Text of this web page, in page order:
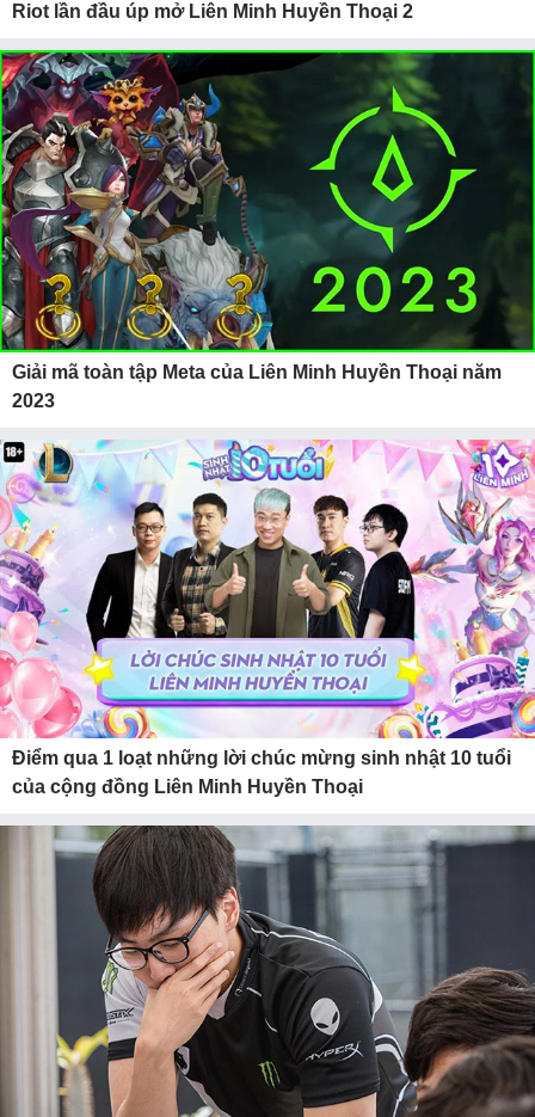
Riot lần đầu úp mở Liên Minh Huyền Thoại 2
Giải mã toàn tập Meta của Liên Minh Huyền Thoại năm
2023
Điểm qua 1 loạt những lời chúc mừng sinh nhật 10 tuổi
của cộng đồng Liên Minh Huyền Thoại